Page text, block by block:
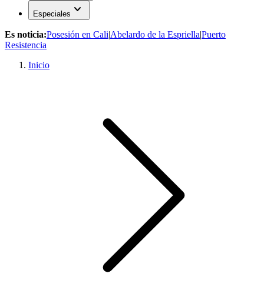
Especiales expand_more
Es noticia:Posesión en Cali|Abelardo de la Espriella|Puerto
Resistencia
Inicio